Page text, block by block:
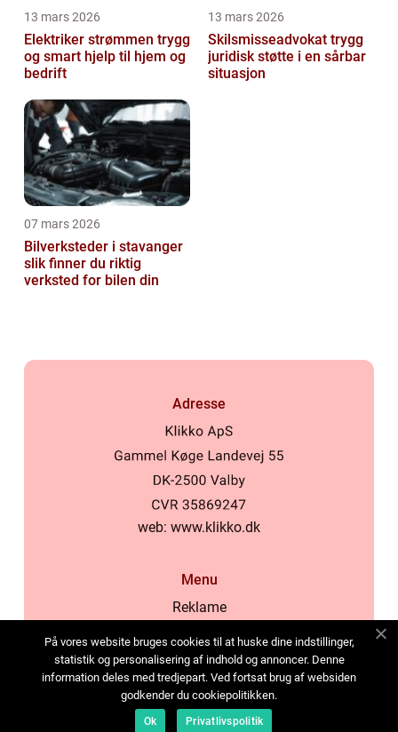
13 mars 2026
Elektriker strømmen trygg
og smart hjelp til hjem og
bedrift
13 mars 2026
Skilsmisseadvokat trygg
juridisk støtte i en sårbar
situasjon
07 mars 2026
Bilverksteder i stavanger
slik finner du riktig
verksted for bilen din
Adresse
web: www.klikko.dk
Menu
Reklame
Cookies
Kontakt Oss
Sitemap
På vores website bruges cookies til at huske dine indstillinger,
statistik og personalisering af indhold og annoncer. Denne
information deles med tredjepart. Ved fortsat brug af websiden
godkender du cookiepolitikken.
Ok Privatlivspolitik